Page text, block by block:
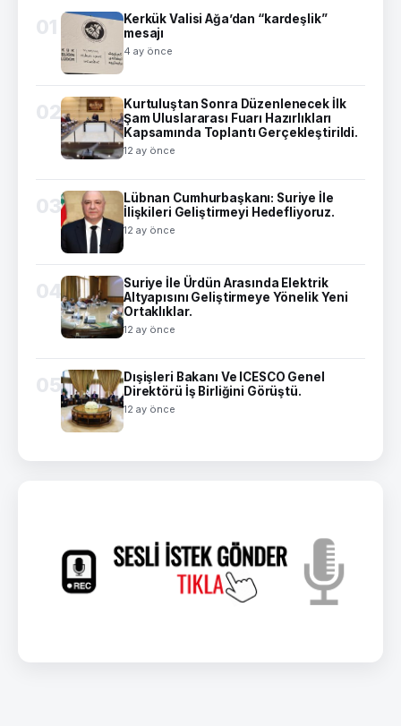
01
Kerkük Valisi Ağa’dan “kardeşlik”
mesajı
4 ay önce
02
Kurtuluştan Sonra Düzenlenecek İlk
Şam Uluslararası Fuarı Hazırlıkları
Kapsamında Toplantı Gerçekleştirildi.
12 ay önce
03
Lübnan Cumhurbaşkanı: Suriye İle
İlişkileri Geliştirmeyi Hedefliyoruz.
12 ay önce
04
Suriye İle Ürdün Arasında Elektrik
Altyapısını Geliştirmeye Yönelik Yeni
Ortaklıklar.
12 ay önce
05
Dışişleri Bakanı Ve ICESCO Genel
Direktörü İş Birliğini Görüştü.
12 ay önce